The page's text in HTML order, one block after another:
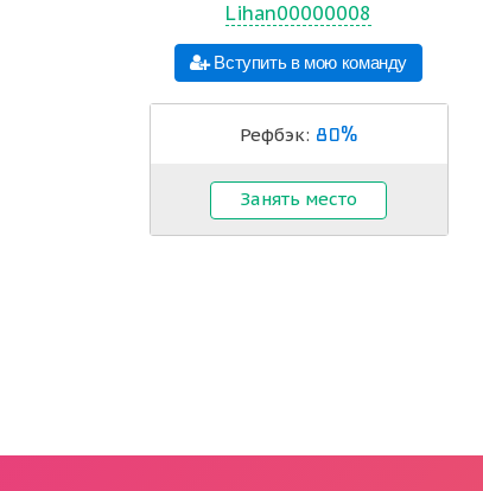
Lihan00000008
Вступить в мою команду
Рефбэк: 80%
Занять место